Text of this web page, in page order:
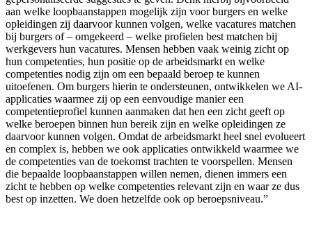
aan welke loopbaanstappen mogelijk zijn voor burgers en welke
opleidingen zij daarvoor kunnen volgen, welke vacatures matchen
bij burgers of – omgekeerd – welke profielen best matchen bij
werkgevers hun vacatures. Mensen hebben vaak weinig zicht op
hun competenties, hun positie op de arbeidsmarkt en welke
competenties nodig zijn om een bepaald beroep te kunnen
uitoefenen. Om burgers hierin te ondersteunen, ontwikkelen we AI-
applicaties waarmee zij op een eenvoudige manier een
competentieprofiel kunnen aanmaken dat hen een zicht geeft op
welke beroepen binnen hun bereik zijn en welke opleidingen ze
daarvoor kunnen volgen. Omdat de arbeidsmarkt heel snel evolueert
en complex is, hebben we ook applicaties ontwikkeld waarmee we
de competenties van de toekomst trachten te voorspellen. Mensen
die bepaalde loopbaanstappen willen nemen, dienen immers een
zicht te hebben op welke competenties relevant zijn en waar ze dus
best op inzetten. We doen hetzelfde ook op beroepsniveau.”